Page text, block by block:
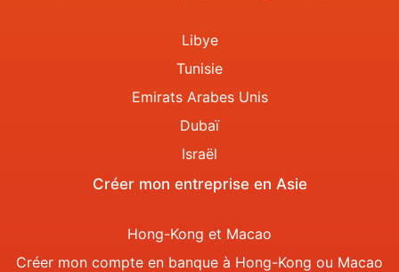
Libye
Tunisie
Emirats Arabes Unis
Dubaï
Israël
Créer mon entreprise en Asie
Hong-Kong et Macao
Créer mon compte en banque à Hong-Kong ou Macao